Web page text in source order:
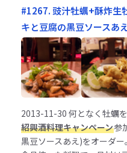
#1267. 豉汁牡蠣+酥炸生
キと豆腐の黒豆ソースあ
2013-11-30 何となく牡蠣
紹興酒料理キャンペーン参
黒豆ソースあえ)をオーダ